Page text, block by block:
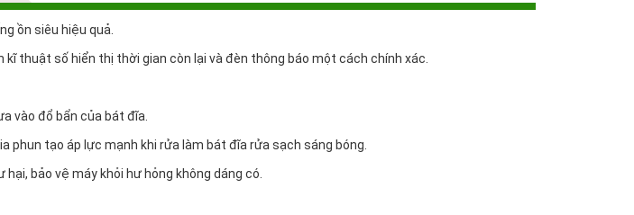
ồn siêu hiệu quả.
thuật số hiển thị thời gian còn lại và đèn thông báo một cách chính xác.
vào đổ bẩn của bát đĩa.
tạo áp lực mạnh khi rửa làm bát đĩa rửa sạch sáng bóng.
bảo vệ máy khỏi hư hỏng không dáng có.